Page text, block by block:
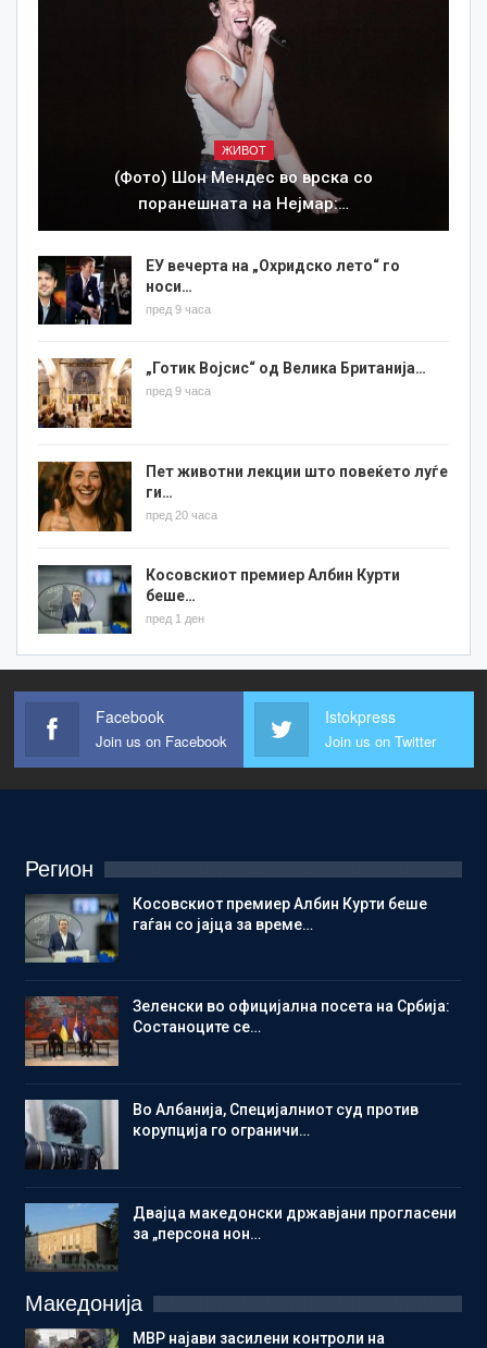
ЖИВОТ
(Фото) Шон Мендес во врска со
поранешната на Нејмар:…
ЕУ вечерта на „Охридско лето“ го
носи…
пред 9 часа
„Готик Војсис“ од Велика Британија…
пред 9 часа
Пет животни лекции што повеќето луѓе
ги…
пред 20 часа
Косовскиот премиер Албин Курти
беше…
пред 1 ден
Facebook
Join us on Facebook
Istokpress
Join us on Twitter
Регион
Косовскиот премиер Албин Курти беше
гаѓан со јајца за време…
Зеленски во официјална посета на Србија:
Состаноците се…
Во Албанија, Специјалниот суд против
корупција го ограничи…
Двајца македонски државјани прогласени
за „персона нон…
Македонија
МВР најави засилени контроли на